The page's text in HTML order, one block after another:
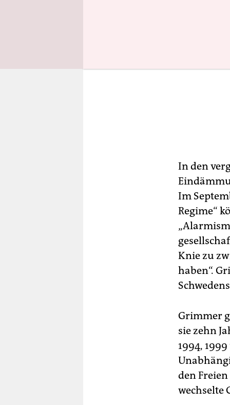
In den
Im
Regime“
Knie zu
haben“.
Grimmer
sie zehn
1994,
den
wechselte